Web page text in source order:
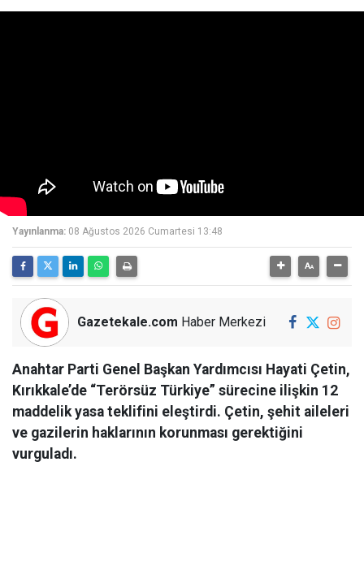
Yayınlanma: 08 Ağustos 2026 Cumartesi 13:48
Gazetekale.com Haber Merkezi
Anahtar Parti Genel Başkan Yardımcısı Hayati Çetin,
Kırıkkale’de “Terörsüz Türkiye” sürecine ilişkin 12
maddelik yasa teklifini eleştirdi. Çetin, şehit aileleri
ve gazilerin haklarının korunması gerektiğini
vurguladı.